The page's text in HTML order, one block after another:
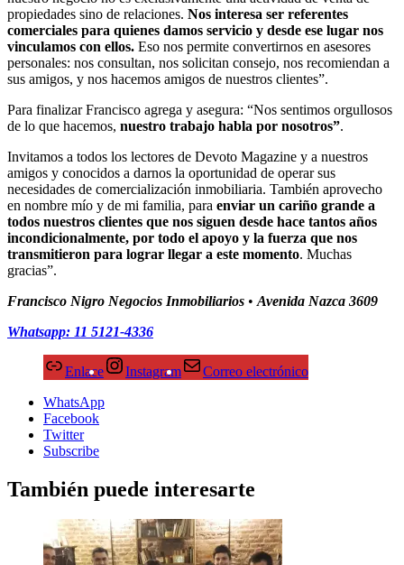
propiedades sino de relaciones. Nos interesa ser referentes
comerciales para quienes damos servicio y desde ese lugar nos
vinculamos con ellos. Eso nos permite convertirnos en asesores
personales: nos consultan, nos solicitan consejo, nos recomiendan a
sus amigos, y nos hacemos amigos de nuestros clientes”.
Para finalizar Francisco agrega y asegura: “Nos sentimos orgullosos
de lo que hacemos, nuestro trabajo habla por nosotros”.
Invitamos a todos los lectores de Devoto Magazine y a nuestros
amigos y conocidos a darnos la oportunidad de operar sus
necesidades de comercialización inmobiliaria. También aprovecho
en nombre mío y de mi familia, para enviar un cariño grande a
todos nuestros clientes que nos siguen desde hace tantos años
incondicionalmente, por todo el apoyo y la fuerza que nos
transmitieron para lograr llegar a este momento. Muchas
gracias”.
Francisco Nigro Negocios Inmobiliarios • Avenida Nazca 3609
Whatsapp: 11 5121-4336
Enlace Instagram
Correo electrónico
WhatsApp
Facebook
Twitter
Subscribe
También puede interesarte